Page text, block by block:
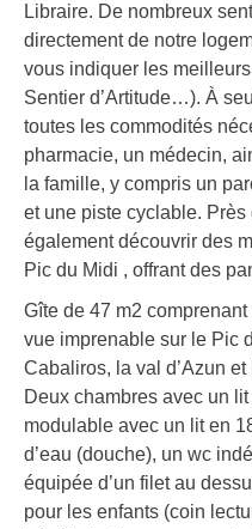
Libraire. De nombreux
directement de notre
vous indiquer les
Sentier d’Artitude…). À
toutes les commodités
pharmacie, un médecin,
la famille, y compris un
et une piste cyclable.
également découvrir des
Pic du Midi , offrant des
Gîte de 47 m2
vue imprenable sur le Pic
Cabaliros, la val d’Azun
Deux chambres avec un
modulable avec un lit en
d’eau (douche), un wc
équipée d’un filet au
pour les enfants (coin